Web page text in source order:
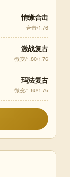
情缘合击
合击/1.76
激战复古
微变/1.80/1.76
玛法复古
微变/1.80/1.76